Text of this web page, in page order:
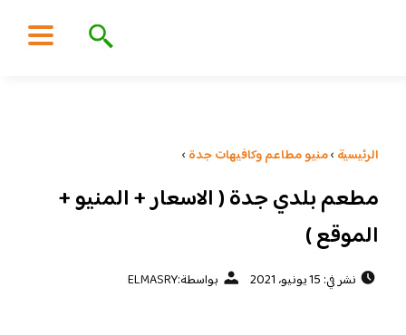
الرئيسية ›منيو مطاعم وكافيهات جدة ›
مطعم بلدي جدة ( الاسعار + المنيو +
الموقع )
نشر في: 15 يونيو، 2021 بواسطة:ELMASRY